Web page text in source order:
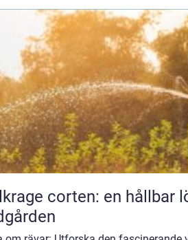
corten: en hållbar